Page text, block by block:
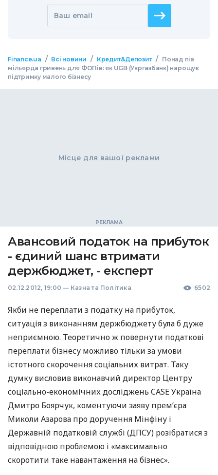
Ваш email
Finance.ua / Всі новини / Кредит&Депозит / Понад пів
мільярда гривень для ФОПів: як UGB (Укргазбанк) нарощує
підтримку малого бізнесу
Місце для вашої реклами
Авансовий податок на прибуток
- єдиний шанс втримати
держбюджет, - експерт
02.12.2012, 19:00 — Казна та Політика 6502
Якби не переплати з податку на прибуток,
ситуація з виконанням держбюджету була б дуже
неприємною. Теоретично ж повернути податкові
переплати бізнесу можливо тільки за умови
істотного скорочення соціальних витрат. Таку
думку висловив виконавчий директор Центру
соціально-економічних досліджень CASE Україна
Дмитро Боярчук, коментуючи заяву прем’єра
Миколи Азарова про доручення Мінфіну і
Державній податковій службі (ДПСУ) розібратися з
відповідною проблемою і «максимально
скоротити таке навантаження на бізнес».